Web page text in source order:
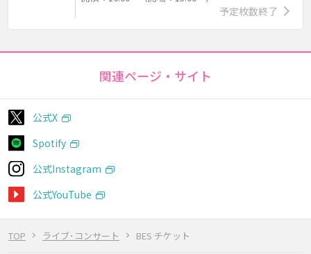
TOP ライブ･コンサート BES チケット
予定枚数終了
関連ページ・サイト
公式X
Spotify
公式Instagram
公式YouTube